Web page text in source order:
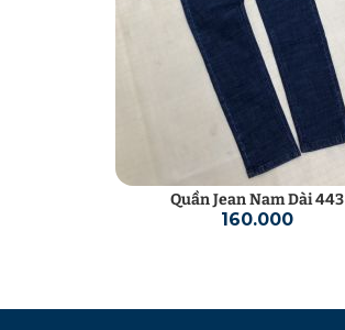
Quần Jean Nam Dài 443
160.000